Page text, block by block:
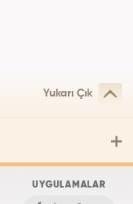
Yukarı Çık
UYGULAMALAR